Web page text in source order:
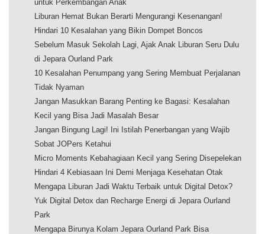
untuk Perkembangan Anak
Liburan Hemat Bukan Berarti Mengurangi Kesenangan!
Hindari 10 Kesalahan yang Bikin Dompet Boncos
Sebelum Masuk Sekolah Lagi, Ajak Anak Liburan Seru Dulu
di Jepara Ourland Park
10 Kesalahan Penumpang yang Sering Membuat Perjalanan
Tidak Nyaman
Jangan Masukkan Barang Penting ke Bagasi: Kesalahan
Kecil yang Bisa Jadi Masalah Besar
Jangan Bingung Lagi! Ini Istilah Penerbangan yang Wajib
Sobat JOPers Ketahui
Micro Moments Kebahagiaan Kecil yang Sering Disepelekan
Hindari 4 Kebiasaan Ini Demi Menjaga Kesehatan Otak
Mengapa Liburan Jadi Waktu Terbaik untuk Digital Detox?
Yuk Digital Detox dan Recharge Energi di Jepara Ourland
Park
Mengapa Birunya Kolam Jepara Ourland Park Bisa